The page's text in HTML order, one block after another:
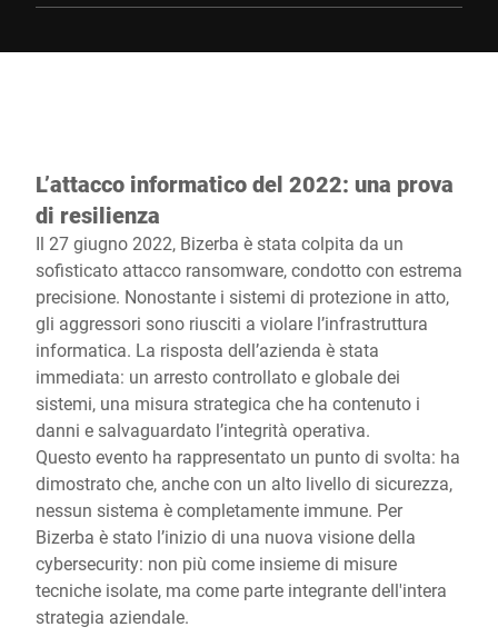
L’attacco informatico del 2022: una prova
di resilienza
Il 27 giugno 2022, Bizerba è stata colpita da un
sofisticato attacco ransomware, condotto con estrema
precisione. Nonostante i sistemi di protezione in atto,
gli aggressori sono riusciti a violare l’infrastruttura
informatica. La risposta dell’azienda è stata
immediata: un arresto controllato e globale dei
sistemi, una misura strategica che ha contenuto i
danni e salvaguardato l’integrità operativa.
Questo evento ha rappresentato un punto di svolta: ha
dimostrato che, anche con un alto livello di sicurezza,
nessun sistema è completamente immune. Per
Bizerba è stato l’inizio di una nuova visione della
cybersecurity: non più come insieme di misure
tecniche isolate, ma come parte integrante dell'intera
strategia aziendale.